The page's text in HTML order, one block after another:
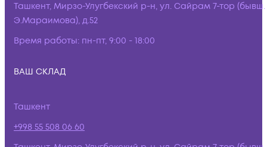
Ташкент, Мирзо-Улугбекский р-н, ул. Сайрам 7-тор (бывш.
Э.Мараимова), д.52
Время работы: пн-пт, 9:00 - 18:00
ВАШ СКЛАД
Ташкент
+998 55 508 06 60